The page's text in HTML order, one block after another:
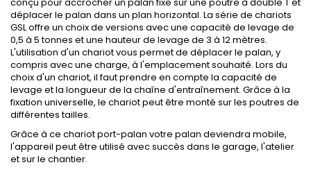
déplacer le palan dans un plan horizontal. La série de chariots
GSL offre un choix de versions avec une capacité de levage de
0,5 à 5 tonnes et une hauteur de levage de 3 à 12 mètres.
L'utilisation d'un chariot vous permet de déplacer le palan, y
compris avec une charge, à l'emplacement souhaité. Lors du
choix d'un chariot, il faut prendre en compte la capacité de
levage et la longueur de la chaîne d'entraînement. Grâce à la
fixation universelle, le chariot peut être monté sur les poutres de
différentes tailles.
Grâce à ce chariot port-palan votre palan deviendra mobile,
l'appareil peut être utilisé avec succès dans le garage, l'atelier
et sur le chantier.